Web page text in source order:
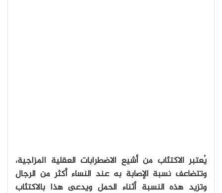
يُعتبر الاكتئاب من أشيع الاضطرابات العقلية المزاجية،
وتتضاعف نسبة الإصابة به عند النساء أكثر من الرجال
وتزيد هذه النسبة أثناء الحمل ويدعى هذا بالاكتئاب